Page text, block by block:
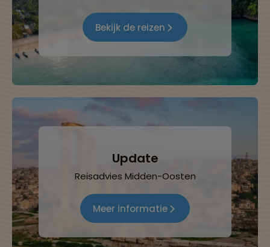
Bekijk de reizen
Update
Reisadvies Midden-Oosten
Meer informatie